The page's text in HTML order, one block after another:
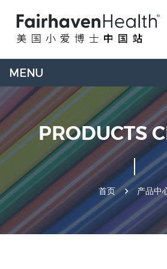
PRODUCTS
首页 产品中